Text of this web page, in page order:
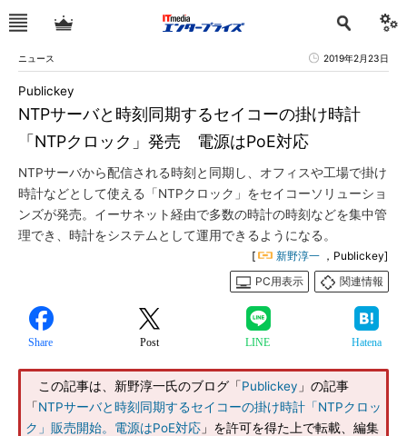
ニュース 2019年2月23日
NTPサーバと時刻同期するセイコーの掛け時計
「NTPクロック」発売 電源はPoE対応
Publickey
NTPサーバから配信される時刻と同期し、オフィスや工場で掛け
時計などとして使える「NTPクロック」をセイコーソリューショ
ンズが発売。イーサネット経由で多数の時計の時刻などを集中管
理でき、時計をシステムとして運用できるようになる。
[ 新野淳一 ，Publickey]
PC用表示
関連情報
Share Post LINE Hatena
この記事は、新野淳一氏のブログ「Publickey 」の記事
「NTPサーバと時刻同期するセイコーの掛け時計「NTPクロッ
ク」販売開始。電源はPoE対応 」を許可を得た上で転載、編集